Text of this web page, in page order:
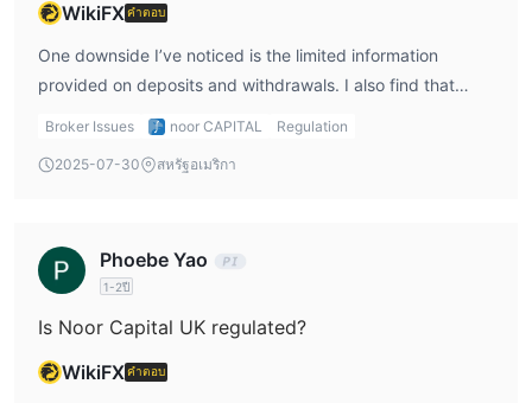
WikiFXคำตอบ
One downside I’ve noticed is the limited information
provided on deposits and withdrawals. I also find that
Noor Capital UK mainly targets professional and
beginner traders. Also, the customer support is not
Broker Issues noor CAPITAL Regulation
2025-07-30 สหรัฐอเมริกา
Phoebe Yao
1-2ปี
Is Noor Capital UK regulated?
WikiFXคำตอบ